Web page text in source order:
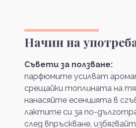
Начин на
Съвети за ползване:
парфюмите усилват
срещайки топлината на
нанасяйте есенцията в
лактите си за по-
след впръскване,